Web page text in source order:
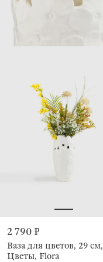
2 790 ₽
Ваза для цветов, 29 см,
Цветы, Flora